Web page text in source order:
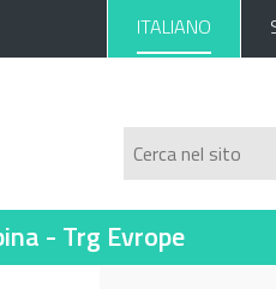
ITALIANO
- Trg Evrope